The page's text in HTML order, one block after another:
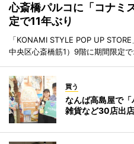
心斎橋パルコに「コナ
定で11年ぶり
「KONAMI STYLE POP UP
中央区心斎橋筋1）9階に期間限定で
買う
なんば高島屋で
雑貨など30店出店